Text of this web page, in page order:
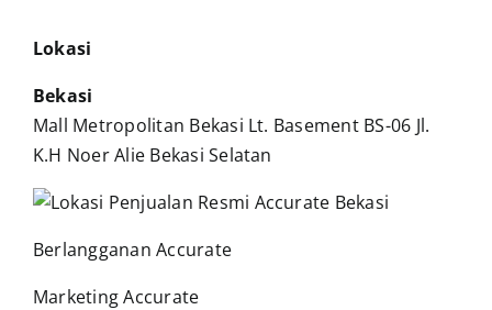
Lokasi
Bekasi
Mall Metropolitan Bekasi Lt. Basement BS-06 Jl.
K.H Noer Alie Bekasi Selatan
Berlangganan Accurate
Marketing Accurate